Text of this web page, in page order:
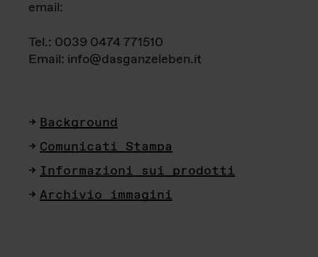
email:
Tel.: 0039 0474 771510
Email: info@dasganzeleben.it
Background
Comunicati Stampa
Informazioni sui prodotti
Archivio immagini